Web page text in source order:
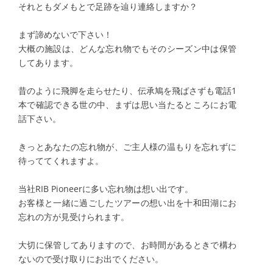
それともダメもとで足跡を辿り連絡しますか？
まず諦めないで下さい！
大概の施設は、どんな忘れ物でもそのシーズン中は保管
してあります。
昔のように飛脚を走らせたり、伝承鳩を飛ばさずも電話1
本で確認できる世の中、まずは思い当たるところにお電
話下さい。
きっとあなたの忘れ物が、ご主人様の温もりを忘れずに
待っててくれますよ。
当社RIB Pioneerに多い忘れ物は想い出です。
お客様と一緒に過ごしたツアーの想い出を十和田湖にお
忘れの方が見受けられます。
大切に保管してありますので、お時間があるときで構わ
ないので受け取りにお出でください。